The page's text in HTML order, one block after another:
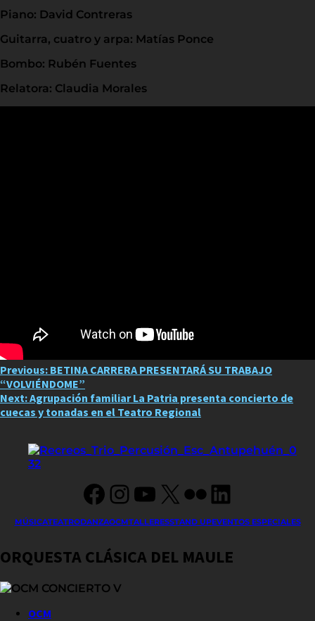
Piano: David Contreras
Guitarra, cuatro y arpa: Matías Ponce
Bombo: Rubén Fuentes
Relatora: Claudia Morales
Post
navigation
Previous: BETINA CARRERA PRESENTARÁ SU TRABAJO
“VOLVIÉNDOME”
Next:Agrupación familiar La Patria presenta concierto de
cuecas y tonadas en el Teatro Regional
Facebook
Instagram
YouTube
X FlickrLinkedIn
MÚSICATEATRODANZAOCMTALLERESSTAND UPEVENTOS ESPECIALES
ORQUESTA CLÁSICA DEL MAULE
OCM